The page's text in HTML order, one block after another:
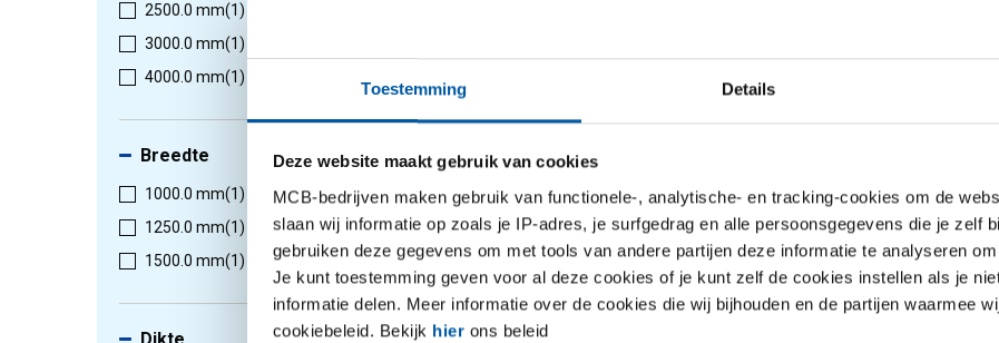
Toestemming Details
Deze website maakt gebruik van cookies
MCB-bedrijven maken gebruik van functionele-, analytische- en tracking-cookies om de
slaan wij informatie op zoals je IP-adres, je surfgedrag en alle persoonsgegevens die je zelf
gebruiken deze gegevens om met tools van andere partijen deze informatie te analyseren
Je kunt toestemming geven voor al deze cookies of je kunt zelf de cookies instellen als je
informatie delen. Meer informatie over de cookies die wij bijhouden en de partijen waarmee
cookiebeleid. Bekijk hier ons beleid
2500.0 mm(1)
3000.0 mm(1)
4000.0 mm(1)
Breedte
1000.0 mm(1)
1250.0 mm(1)
1500.0 mm(1)
Alu plaat/band
poedercoat EN AW-5005
H44 1zijde folie 80Mu
2800-0842
Selecteer uw maat